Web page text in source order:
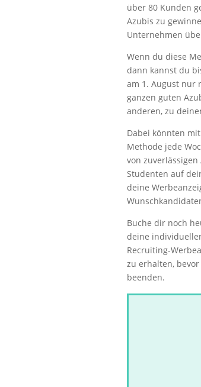
über 80 Kunden
Azubis zu
Unternehmen
Wenn du diese
dann kannst du
am 1. August nur
ganzen guten
anderen, zu
Dabei könnten
Methode jede
von
Studenten auf
deine
Buche dir noch
deine
Recruiting-
zu erhalten,
beenden.